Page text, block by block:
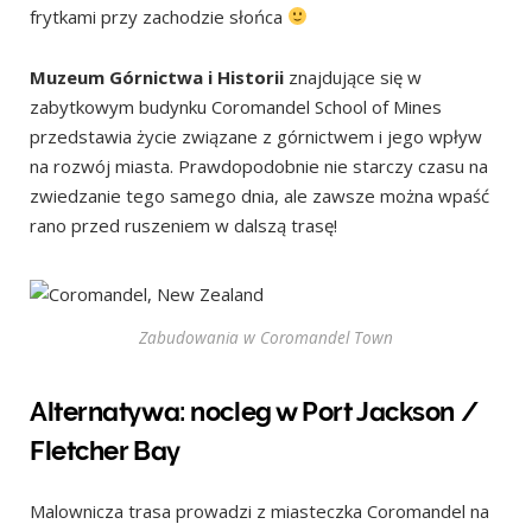
frytkami przy zachodzie słońca
Muzeum Górnictwa i Historii znajdujące się w
zabytkowym budynku Coromandel School of Mines
przedstawia życie związane z górnictwem i jego wpływ
na rozwój miasta. Prawdopodobnie nie starczy czasu na
zwiedzanie tego samego dnia, ale zawsze można wpaść
rano przed ruszeniem w dalszą trasę!
Zabudowania w Coromandel Town
Alternatywa: nocleg w Port Jackson /
Fletcher Bay
Malownicza trasa prowadzi z miasteczka Coromandel na